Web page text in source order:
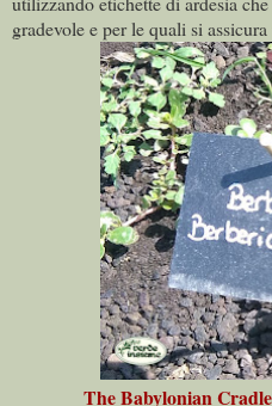
gradevole e per le quali si
The Babylonian